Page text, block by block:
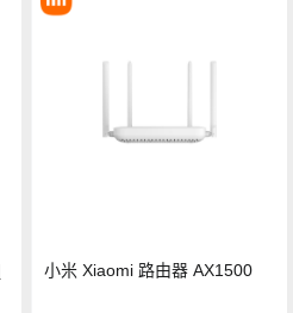
小米 Xiaomi 路由器 AX1500